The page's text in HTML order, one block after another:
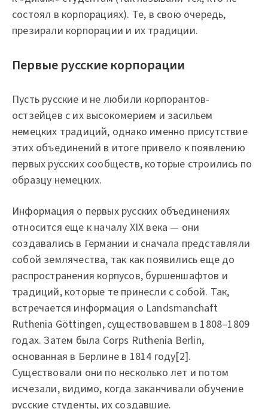
состоял в корпорациях). Те, в свою очередь,
презирали корпорации и их традиции.
Первые русские корпорации
Пусть русские и не любили корпорантов-
остзейцев с их высокомерием и засильем
немецких традиций, однако именно присутствие
этих объединений в итоге привело к появлению
первых русских сообществ, которые строились по
образцу немецких.
Информация о первых русских объединениях
относится еще к началу XIX века — они
создавались в Германии и сначала представляли
собой землячества, так как появились еще до
распространения корпусов, буршеншафтов и
традиций, которые те принесли с собой. Так,
встречается информация о Landsmanchaft
Ruthenia Göttingen, существовавшем в 1808–1809
годах. Затем была Corps Ruthenia Berlin,
основанная в Берлине в 1814 году[2].
Существовали они по несколько лет и потом
исчезали, видимо, когда заканчивали обучение
русские студенты, их создавшие.